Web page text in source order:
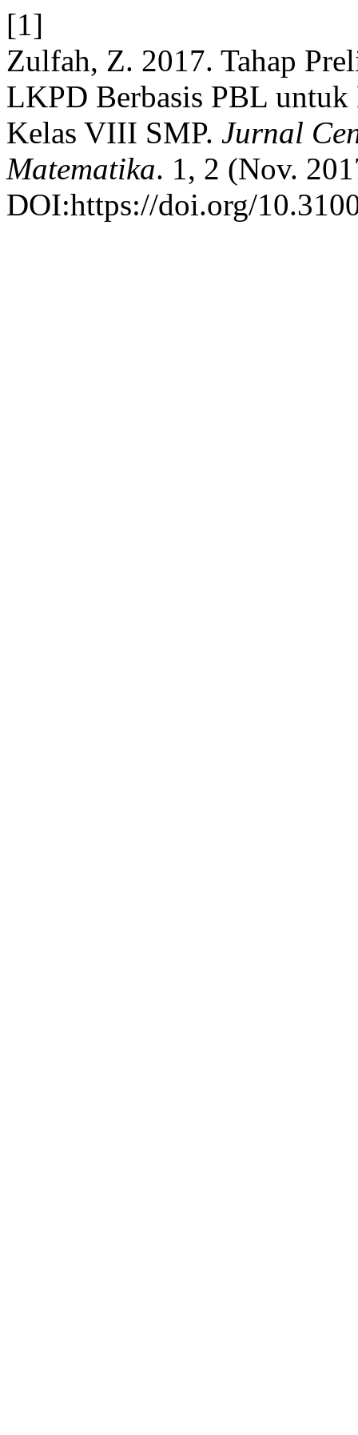
[1]
Zulfah, Z. 2017. Tahap
LKPD Berbasis PBL untuk
Kelas VIII SMP. Jurnal
Matematika. 1, 2 (Nov.
DOI:https://doi.org/